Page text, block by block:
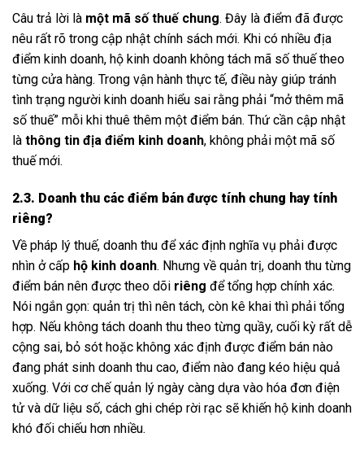
Câu trả lời là một mã số thuế chung. Đây là điểm đã được
nêu rất rõ trong cập nhật chính sách mới. Khi có nhiều địa
điểm kinh doanh, hộ kinh doanh không tách mã số thuế theo
từng cửa hàng. Trong vận hành thực tế, điều này giúp tránh
tình trạng người kinh doanh hiểu sai rằng phải “mở thêm mã
số thuế” mỗi khi thuê thêm một điểm bán. Thứ cần cập nhật
là thông tin địa điểm kinh doanh, không phải một mã số
thuế mới.
2.3. Doanh thu các điểm bán được tính chung hay tính
riêng?
Về pháp lý thuế, doanh thu để xác định nghĩa vụ phải được
nhìn ở cấp hộ kinh doanh. Nhưng về quản trị, doanh thu từng
điểm bán nên được theo dõi riêng để tổng hợp chính xác.
Nói ngắn gọn: quản trị thì nên tách, còn kê khai thì phải tổng
hợp. Nếu không tách doanh thu theo từng quầy, cuối kỳ rất dễ
cộng sai, bỏ sót hoặc không xác định được điểm bán nào
đang phát sinh doanh thu cao, điểm nào đang kéo hiệu quả
xuống. Với cơ chế quản lý ngày càng dựa vào hóa đơn điện
tử và dữ liệu số, cách ghi chép rời rạc sẽ khiến hộ kinh doanh
khó đối chiếu hơn nhiều.